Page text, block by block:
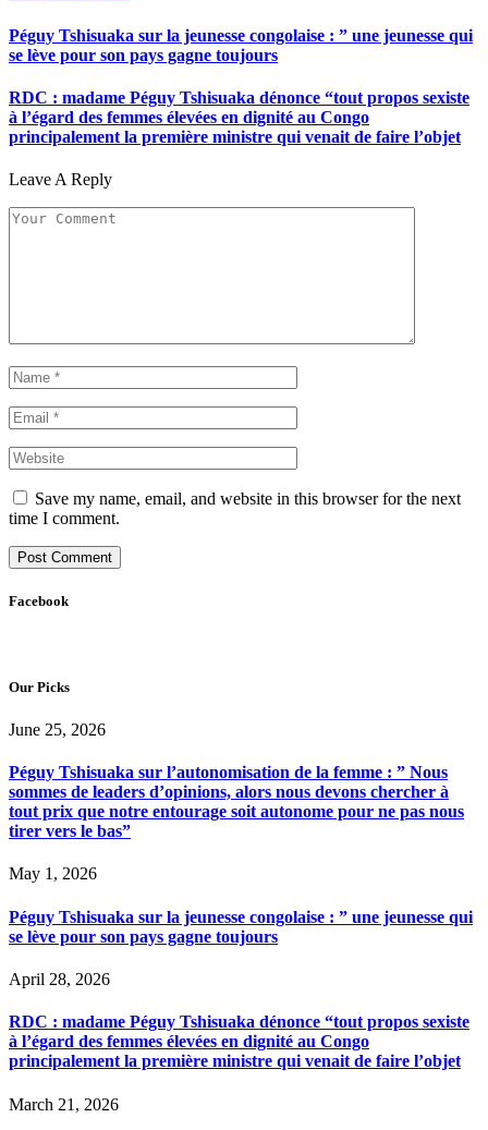
Péguy Tshisuaka sur la jeunesse congolaise : ” une jeunesse qui
se lève pour son pays gagne toujours
RDC : madame Péguy Tshisuaka dénonce “tout propos sexiste
à l’égard des femmes élevées en dignité au Congo
principalement la première ministre qui venait de faire l’objet
Leave A Reply
Save my name, email, and website in this browser for the next
time I comment.
Facebook
Our Picks
June 25, 2026
Péguy Tshisuaka sur l’autonomisation de la femme : ” Nous
sommes de leaders d’opinions, alors nous devons chercher à
tout prix que notre entourage soit autonome pour ne pas nous
tirer vers le bas”
May 1, 2026
Péguy Tshisuaka sur la jeunesse congolaise : ” une jeunesse qui
se lève pour son pays gagne toujours
April 28, 2026
RDC : madame Péguy Tshisuaka dénonce “tout propos sexiste
à l’égard des femmes élevées en dignité au Congo
principalement la première ministre qui venait de faire l’objet
March 21, 2026